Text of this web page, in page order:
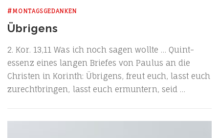
#MONTAGSGEDANKEN
Übrigens
2. Kor. 13,11 Was ich noch sagen woll­te … Quint­
essenz eines lan­gen Brie­fes von Pau­lus an die
Chris­ten in Korinth: Übri­gens, freut euch, lasst euch
zurecht­brin­gen, lasst euch ermun­tern, seid …